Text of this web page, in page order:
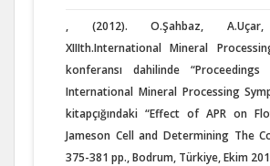
, (2012). O.Şahbaz, A.Uçar,
XIIIth.International Mineral
konferansı dahilinde
International Mineral Processing
kitapçığındaki “Effect of APR on
Jameson Cell and Determining The
375-381 pp., Bodrum, Türkiye, Ekim